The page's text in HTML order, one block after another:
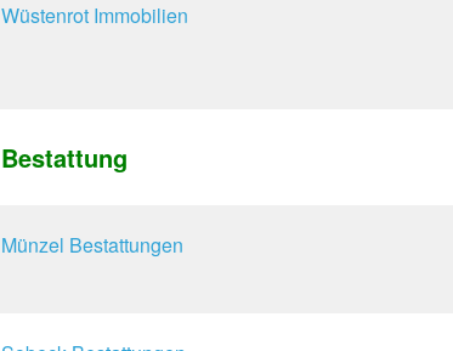
Wüstenrot Immobilien
Bestattung
Münzel Bestattungen